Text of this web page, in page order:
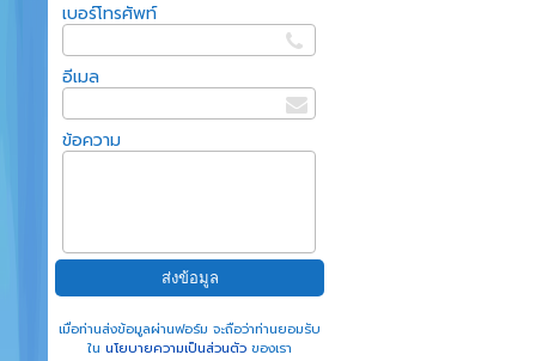
เบอร์โทรศัพท์
อีเมล
ข้อความ
เมื่อท่านส่งข้อมูลผ่านฟอร์ม จะถือว่าท่านยอมรับ
ใน นโยบายความเป็นส่วนตัวของเรา